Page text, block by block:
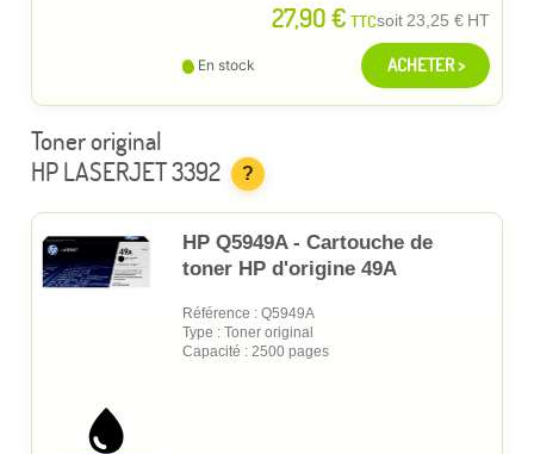
27,90 € TTCsoit23,25 € HT
En stock ACHETER >
Toner original
HP LASERJET 3392
?
HP Q5949A - Cartouche de
toner HP d'origine 49A
Référence : Q5949A
Type : Toner original
Capacité : 2500 pages